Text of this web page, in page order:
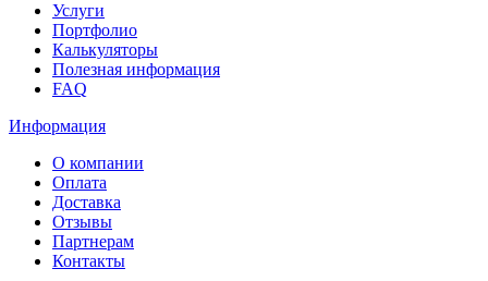
Услуги
Портфолио
Калькуляторы
Полезная информация
FAQ
Информация
О компании
Оплата
Доставка
Отзывы
Партнерам
Контакты